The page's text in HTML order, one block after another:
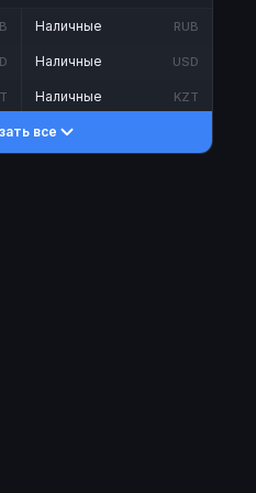
Наличные RUB
Наличные USD
Наличные KZT
все